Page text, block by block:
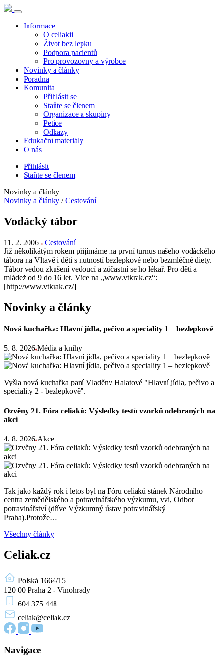
Informace
O celiakii
Život bez lepku
Podpora pacientů
Pro provozovny a výrobce
Novinky a články
Poradna
Komunita
Přihlásit se
Staňte se členem
Organizace a skupiny
Petice
Odkazy
Edukační materiály
O nás
Přihlásit
Staňte se členem
Novinky a články
Novinky a články / Cestování
Vodácký tábor
11. 2. 2006
Cestování
Již několikátým rokem přijímáme na první turnus našeho vodáckého
tábora na Vltavě i děti s nutností bezlepkové nebo bezmléčné diety.
Tábor vedou zkušení vedoucí a zúčastní se ho lékař. Pro děti a
mládež od 9 do 16 let. Více na „www.vtkrak.cz“:
[http://www.vtkrak.cz/]
Novinky a články
Nová kuchařka: Hlavní jídla, pečivo a speciality 1 – bezlepkově
5. 8. 2026 Média a knihy
Vyšla nová kuchařka paní Vladěny Halatové "Hlavní jídla, pečivo a
speciality 2 - bezlepkově".
Ozvěny 21. Fóra celiaků: Výsledky testů vzorků odebraných na
akci
4. 8. 2026 Akce
Tak jako každý rok i letos byl na Fóru celiaků stánek Národního
centra zemědělského a potravinářského výzkumu, vvi, Odbor
potravinářství (dříve Výzkumný ústav potravinářský
Praha).Protože…
Všechny články
Celiak.cz
Polská 1664/15
120 00 Praha 2 - Vinohrady
604 375 448
celiak@celiak.cz
Navigace